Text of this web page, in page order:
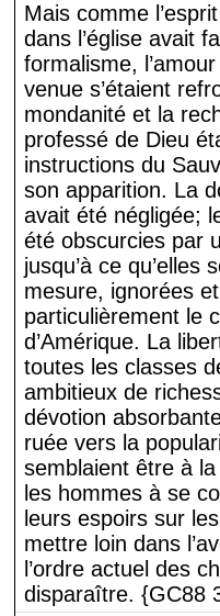
Mais comme
dans l’église avait
formalisme,
venue s’étaient
mondanité et la
professé de Dieu
instructions du
son apparition. La
avait été négligée;
été obscurcies par
jusqu’à ce qu’elles
mesure, ignorées
particulièrement le
d’Amérique. La
toutes les classes
ambitieux de
dévotion
ruée vers la
semblaient être à
les hommes à se
leurs espoirs sur
mettre loin dans
l’ordre actuel des
disparaître. {GC88